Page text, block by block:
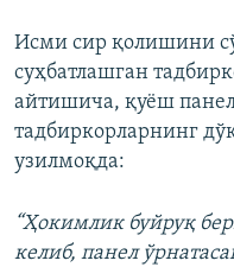
Исми сир қолишини
суҳбатлашган
айтишича, қуёш
тадбиркорларнинг
узилмоқда:
“Ҳокимлик буйруқ
келиб, панел